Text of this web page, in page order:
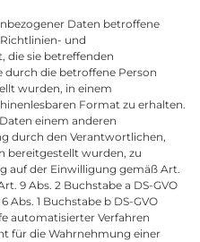
Daten betroffene
und
die sie betreffenden
durch die betroffene Person
wurden, in einem
Format zu erhalten.
einem anderen
durch den Verantwortlichen,
bereitgestellt wurden, zu
auf der Einwilligung gemäß Art.
9 Abs. 2 Buchstabe a DS-GVO
Abs. 1 Buchstabe b DS-GVO
automatisierter Verfahren
für die Wahrnehmung einer